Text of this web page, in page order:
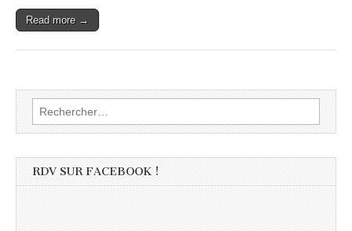
Read more →
Rechercher :
RDV SUR FACEBOOK !